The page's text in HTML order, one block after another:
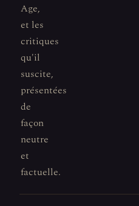
Age,
et les
critiques
qu'il
suscite,
présentées
de
façon
neutre
et
factuelle.